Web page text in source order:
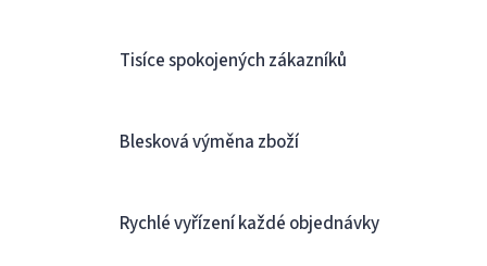
Tisíce spokojených zákazníků
Blesková výměna zboží
Rychlé vyřízení každé objednávky